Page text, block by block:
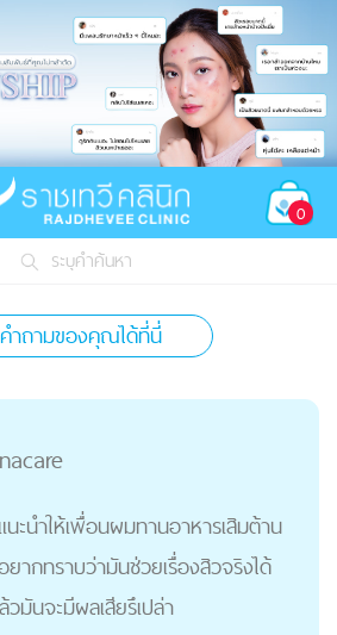
0
ระบุคำค้นหา
ำถามของคุณได้ที่นี่
ะนำให้เพื่อนผมทานอาหารเสิมต้าน
ากทราบว่ามันช่วยเรื่องสิวจริงได้
มันจะมีผลเสียรึเปล่า